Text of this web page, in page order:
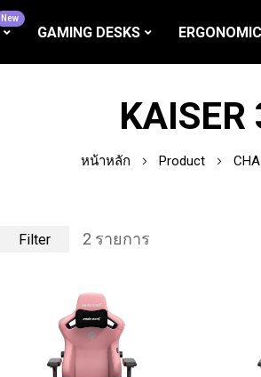
New
GAMING DESKS
KAISER
หน้าหลัก Product
Filter 2 รายการ